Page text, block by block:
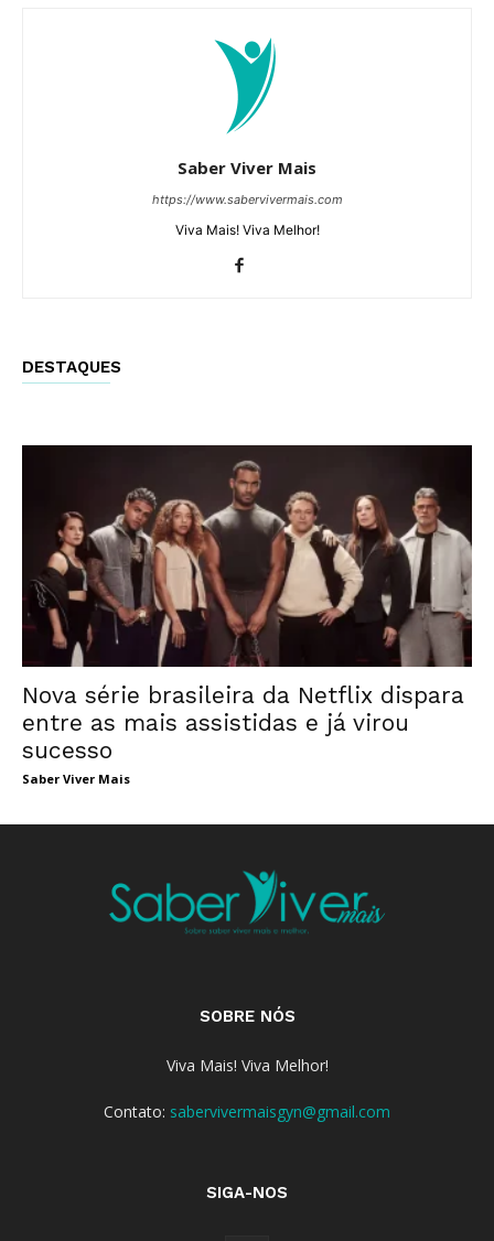
Saber Viver Mais
https://www.sabervivermais.com
Viva Mais! Viva Melhor!
DESTAQUES
Nova série brasileira da Netflix dispara
entre as mais assistidas e já virou
sucesso
Saber Viver Mais
SOBRE NÓS
Viva Mais! Viva Melhor!
Contato: sabervivermaisgyn@gmail.com
SIGA-NOS